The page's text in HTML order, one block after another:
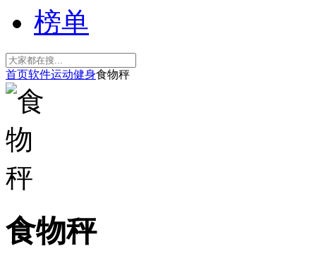
榜单
首页软件运动健身食物秤
食物秤